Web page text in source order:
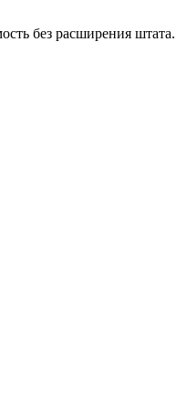
без расширения штата.